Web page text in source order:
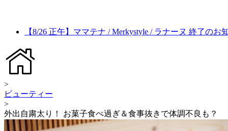
【8/26 正午】ママテナ / Merkystyle / ラナーヌ 終了のお
>
ビューティー
>
外出自粛太り！ お菓子食べ過ぎ＆食事抜きで体調不良も？